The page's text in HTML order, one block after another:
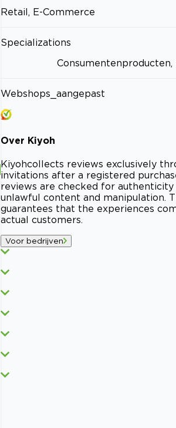
Retail, E-Commerce
Specializations
Webshops_aangepast
Over Kiyoh
Kiyohcollects reviews exclusively
invitations after a registered
reviews are checked for authenticity
unlawful content and manipulation.
guarantees that the experiences
actual customers.
Voor bedrijven